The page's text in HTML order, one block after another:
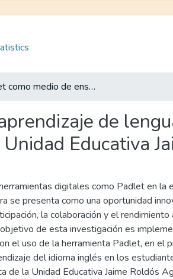
Padlet como medio de enseñanza aprendizaje de lengua extranjera en estudiantes de 8vo de básica de la Unidad Educativa Jaime Roldós Aguilera
de
Educativa
digitales como Padlet en la
se presenta como una oportunidad
la colaboración y el
de esta investigación es
el uso de la herramienta Padlet, en el
del idioma inglés en los
de la Unidad Educativa Jaime Roldós